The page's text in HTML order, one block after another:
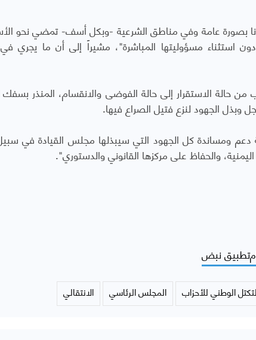
بصورة عامة وفي مناطق الشرعية -وبكل أسف- تمضي نحو
استثناء مسؤوليتها المباشرة"، مشيراً إلى أن ما
الاستقرار إلى حالة الفوضى والانقسام، المنذر
وبذل الجهود لنزع فتيل الصراع فيها.
دعم ومساندة كل الجهود التي سيبذلها مجلس القيادة في
والحفاظ على مركزها القانوني والدستوري".
تطبيق نبض
الوطني للأحزاب المجلس الرئاسي الانتقالي